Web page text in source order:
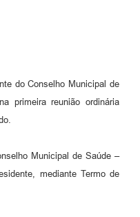
do Conselho Municipal de
primeira reunião ordinária
Municipal de Saúde –
mediante Termo de